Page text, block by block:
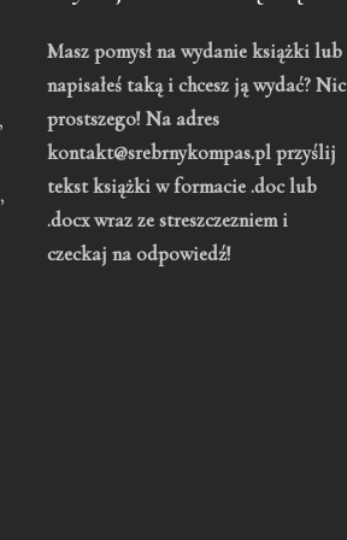
Masz pomysł na wydanie książki lub
napisałeś taką i chcesz ją wydać? Nic
prostszego! Na adres
kontakt@srebrnykompas.pl przyślij
tekst książki w formacie .doc lub
.docx wraz ze streszczezniem i
czeckaj na odpowiedź!